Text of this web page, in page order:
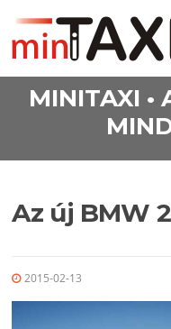
MINITAXI •
Az új BMW
2015-02-13